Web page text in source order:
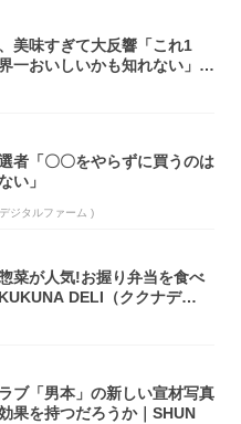
美味すぎて大反響「これ1
一おいしいかも知れない」
者「〇〇をやらずに買うのは
い」
ジタルファーム )
菜が人気!お握り弁当を食べ
DELI（ククナデ
ブ「男本」の新しい宣材写真
果を持つだろうか｜SHUN